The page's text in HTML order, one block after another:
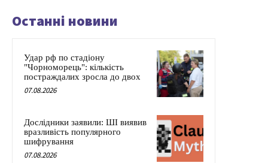
Останні новини
Удар рф по стадіону
"Чорноморець": кількість
постраждалих зросла до двох
07.08.2026
Дослідники заявили: ШІ виявив
вразливість популярного
шифрування
07.08.2026